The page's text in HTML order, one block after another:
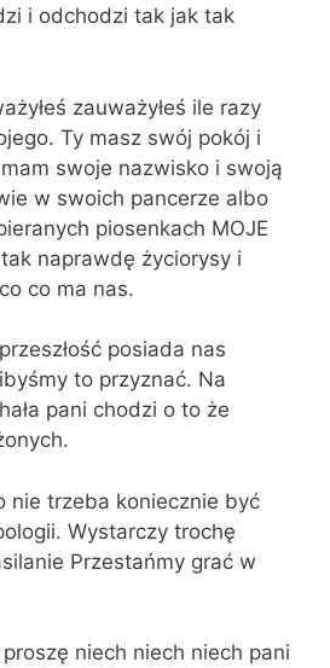
i odchodzi tak jak tak
zauważyłeś ile razy
Ty masz swój pokój i
swoje nazwisko i swoją
w swoich pancerze albo
piosenkach MOJE
naprawdę życiorysy i
co ma nas.
posiada nas
to przyznać. Na
pani chodzi o to że
nie trzeba koniecznie być
Wystarczy trochę
Przestańmy grać w
niech niech niech pani